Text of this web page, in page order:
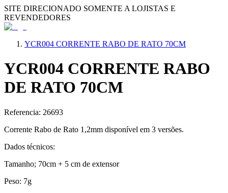
SITE DIRECIONADO SOMENTE A LOJISTAS E
REVENDEDORES
YCR004 CORRENTE RABO DE RATO 70CM
YCR004 CORRENTE RABO
DE RATO 70CM
Referencia: 26693
Corrente Rabo de Rato 1,2mm disponível em 3 versões.
Dados técnicos:
Tamanho; 70cm + 5 cm de extensor
Peso: 7g